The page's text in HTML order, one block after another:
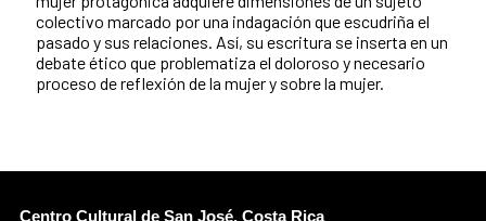
colectivo marcado por una indagación que escudriña el
pasado y sus relaciones. Así, su escritura se inserta en un
debate ético que problematiza el doloroso y necesario
proceso de reflexión de la mujer y sobre la mujer.
Centro Cultural de San José, Costa Rica